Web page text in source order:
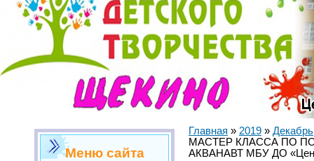
Меню сайта
Главная » 2019 » Декабрь
МАСТЕР КЛАССА ПО
АКВАНАВТ МБУ ДО